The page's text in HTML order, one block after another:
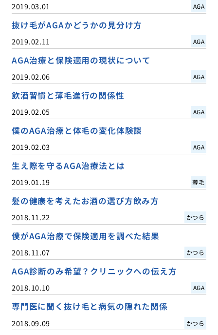
2019.03.01 AGA
抜け毛がAGAかどうかの見分け方
2019.02.11 AGA
AGA治療と保険適用の現状について
2019.02.06 AGA
飲酒習慣と薄毛進行の関係性
2019.02.05 AGA
僕のAGA治療と体毛の変化体験談
2019.02.03 AGA
生え際を守るAGA治療法とは
2019.01.19 薄毛
髪の健康を考えたお酒の選び方飲み方
2018.11.22 かつら
僕がAGA治療で保険適用を調べた結果
2018.11.07 かつら
AGA診断のみ希望？クリニックへの伝え方
2018.10.10 AGA
専門医に聞く抜け毛と病気の隠れた関係
2018.09.09 かつら